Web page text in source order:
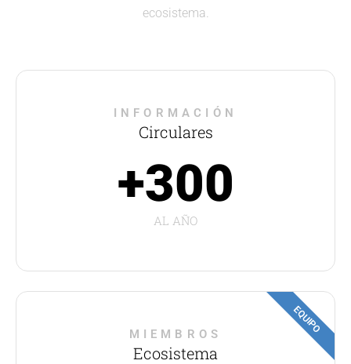
ecosistema.
INFORMACIÓN
Circulares
+300
AL AÑO
MIEMBROS
Ecosistema
EQUIPO